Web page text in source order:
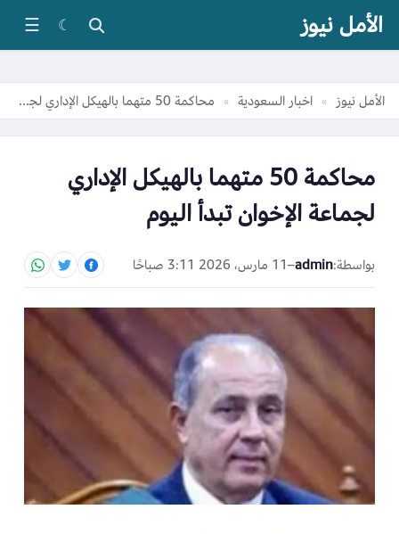
الأمل نيوز ☾
☰
الأمل نيوز » اخبار السعودية » محاكمة 50 متهما بالهيكل الإداري لجماعة الإخوان تبدأ اليوم
محاكمة 50 متهما بالهيكل الإداري
لجماعة الإخوان تبدأ اليوم
بواسطة:admin
–11 مارس، 2026 3:11 صباحًا